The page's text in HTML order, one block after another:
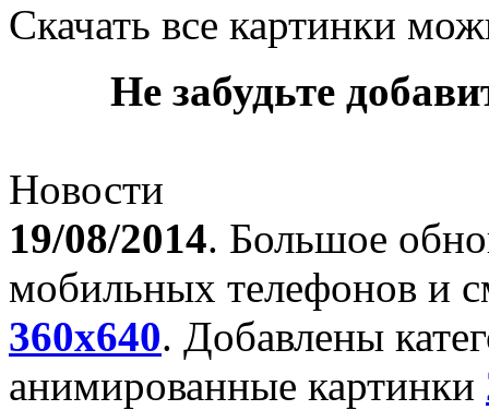
Скачать все картинки
Не забудьте
Новости
19/08/2014. Большое
мобильных телефонов и
360x640. Добавлены
анимированные картинки